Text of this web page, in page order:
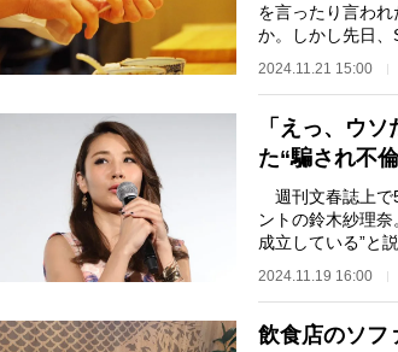
を言ったり言わ
か。しかし先日、
2024.11.21 15:00
「えっ、ウ
た“騙され不
週刊文春誌上で
ントの鈴木紗理
成立している”と
2024.11.19 16:00
飲食店のソフ